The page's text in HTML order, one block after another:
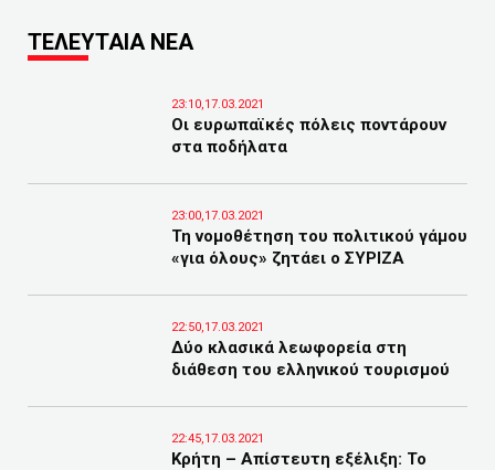
ΤΕΛΕΥΤΑΙΑ ΝΕΑ
23:10,17.03.2021
Οι ευρωπαϊκές πόλεις ποντάρουν
στα ποδήλατα
23:00,17.03.2021
Τη νομοθέτηση του πολιτικού γάμου
«για όλους» ζητάει ο ΣΥΡΙΖΑ
22:50,17.03.2021
Δύο κλασικά λεωφορεία στη
διάθεση του ελληνικού τουρισμού
22:45,17.03.2021
Κρήτη – Απίστευτη εξέλιξη: Το